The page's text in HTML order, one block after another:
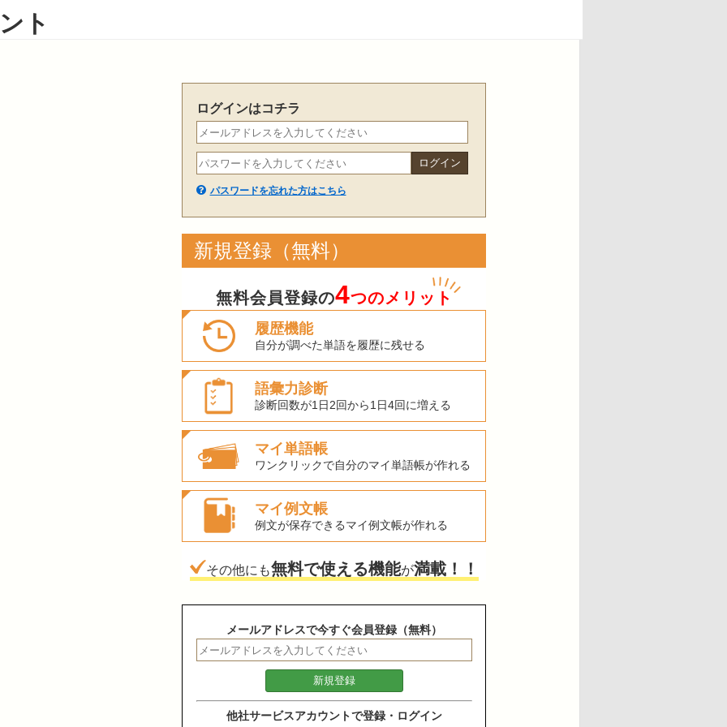
ト
ログインはコチラ
パスワードを忘れた方はこちら
新規登録（無料）
無料会員登録の4つのメリット
履歴機能
自分が調べた単語を履歴に残せる
語彙力診断
診断回数が1日2回から1日4回に増える
マイ単語帳
ワンクリックで自分のマイ単語帳が作れる
マイ例文帳
例文が保存できるマイ例文帳が作れる
その他にも無料で使える機能が満載！！
メールアドレスで今すぐ会員登録（無料）
他社サービスアカウントで登録・ログイン